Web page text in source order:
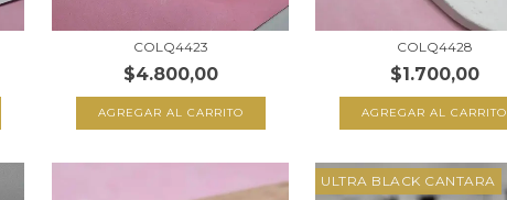
COLQ4423
$4.800,00
AGREGAR AL CARRITO
COLQ4428
$1.700,00
AGREGAR AL CARRITO
ULTRA BLACK CANTARA